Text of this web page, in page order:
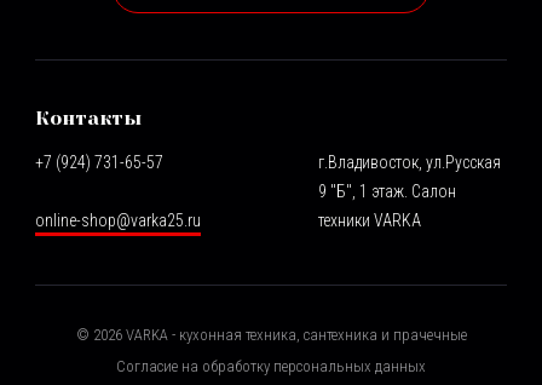
Контакты
+7 (924) 731-65-57
online-shop@varka25.ru
г.Владивосток, ул.Русская
9 "Б", 1 этаж. Салон
техники VARKA
© 2026VARKA - кухонная техника, сантехника и прачечные
Согласие на обработку персональных данных